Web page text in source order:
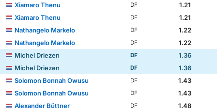
Xiamaro Thenu
DF
1.21
Xiamaro Thenu
DF
1.21
Nathangelo Markelo
DF
1.22
Nathangelo Markelo
DF
1.22
Michel Driezen
DF
1.36
Michel Driezen
DF
1.36
Solomon Bonnah Owusu
DF
1.43
Solomon Bonnah Owusu
DF
1.43
Alexander Büttner
DF
1.48